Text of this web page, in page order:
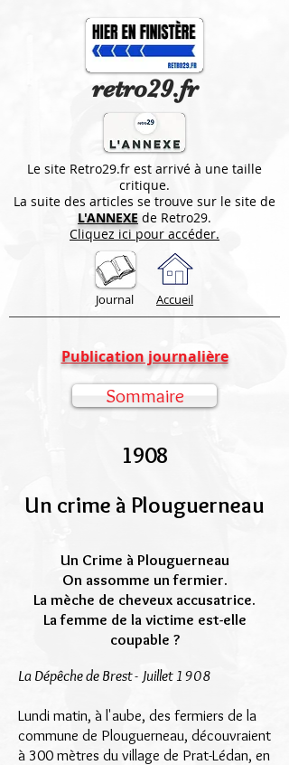
retro29.fr
Le site Retro29.fr est arrivé à une taille
critique.
La suite des articles se trouve sur le site de
L'ANNEXE de Retro29.
Cliquez ici pour accéder.
Journal Accueil
Publication journalière
Sommaire
1908
Un crime à Plouguerneau
Un Crime à Plouguerneau
On assomme un fermier.
La mèche de cheveux accusatrice.
La femme de la victime est-elle
coupable ?
La Dépêche de Brest - Juillet 1908
Lundi matin, à l'aube, des fermiers de la
commune de Plouguerneau, découvraient
à 300 mètres du village de Prat-Lédan, en